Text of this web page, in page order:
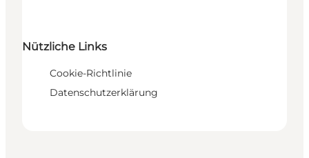
Nützliche Links
Cookie-Richtlinie
Datenschutzerklärung